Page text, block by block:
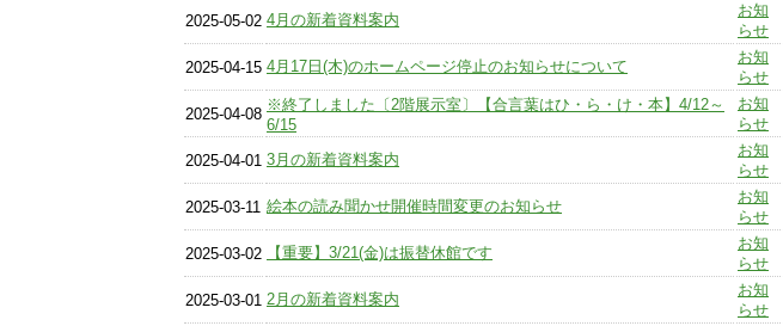
2025-05-02 4月の新着資料案内
お知
らせ
2025-04-15 4月17日(木)のホームページ停止のお知らせについて
お知
らせ
2025-04-08
※終了しました〔2階展示室〕【合言葉はひ・ら・け・本】4/12～
6/15
お知
らせ
2025-04-01 3月の新着資料案内
お知
らせ
2025-03-11 絵本の読み聞かせ開催時間変更のお知らせ
お知
らせ
2025-03-02 【重要】3/21(金)は振替休館です
お知
らせ
2025-03-01 2月の新着資料案内
お知
らせ